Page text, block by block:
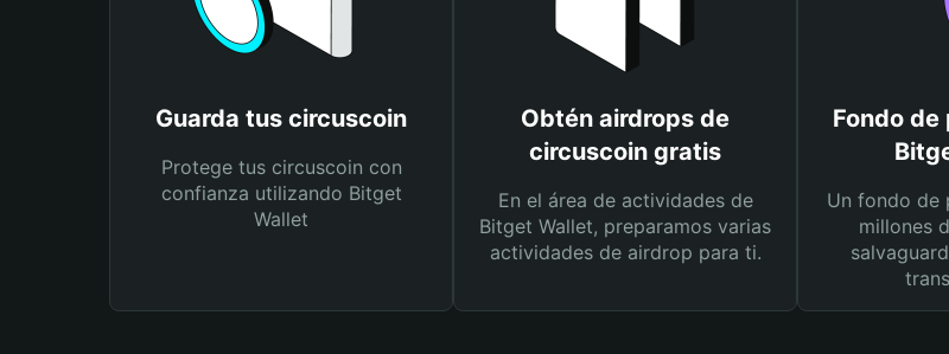
Guarda tus circuscoin
Protege tus circuscoin con
confianza utilizando Bitget
Wallet
Obtén airdrops de
circuscoin gratis
En el área de actividades de
Bitget Wallet, preparamos varias
actividades de airdrop para ti.
Fondo
Un fondo de
millones